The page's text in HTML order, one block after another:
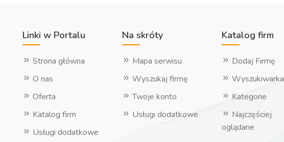
Linki w Portalu
Strona główna
O nas
Oferta
Katalog firm
Usługi dodatkowe
Na skróty
Mapa serwisu
Wyszukaj firmę
Twoje konto
Usługi dodatkowe
Katalog firm
Dodaj Firmę
Wyszukiwarka
Kategorie
Najczęściej
oglądane